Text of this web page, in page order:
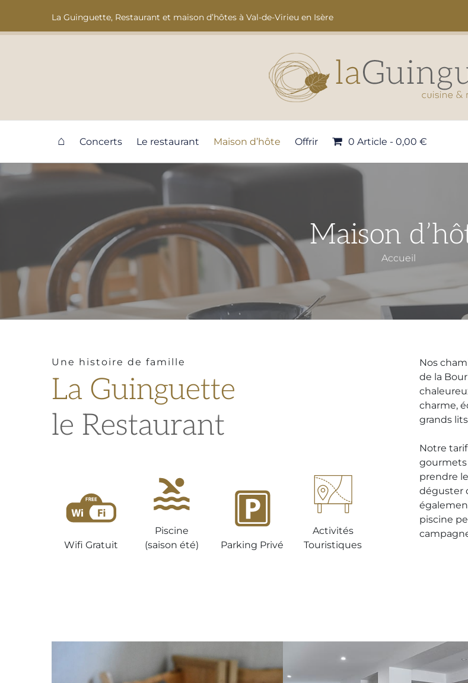
La Guinguette, Restaurant et maison d’hôtes à Val-de-Virieu en Isère
⌂ Concerts Le restaurant Maison d’hôte Offrir 0 Article 0,00 €
Maison
Accueil
Une histoire de famille
La Guinguette
le Restaurant
Wifi Gratuit
Piscine
(saison été)
Parking Privé
Activités
Touristiques
Nos
de la
charme,
grands
Notre
gourmets
prendre
déguster
piscine